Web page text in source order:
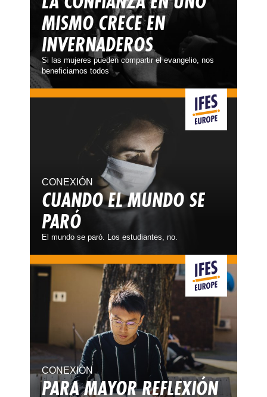
MISMO CRECE EN
INVERNADEROS
Si las mujeres pueden compartir el evangelio, nos
beneficiamos todos
CONEXIÓN
CUANDO EL MUNDO SE
PARÓ
El mundo se paró. Los estudiantes, no.
CONEXIÓN
PARA MAYOR REFLEXIÓN